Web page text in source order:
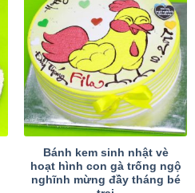
Bánh kem sinh nhật vè
hoạt hình con gà trống ngộ
nghĩnh mừng đầy tháng bé